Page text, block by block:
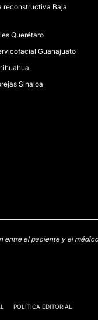
reconstructiva Baja
Querétaro
Guanajuato
Sinaloa
entre el paciente y el
POLÍTICA EDITORIAL